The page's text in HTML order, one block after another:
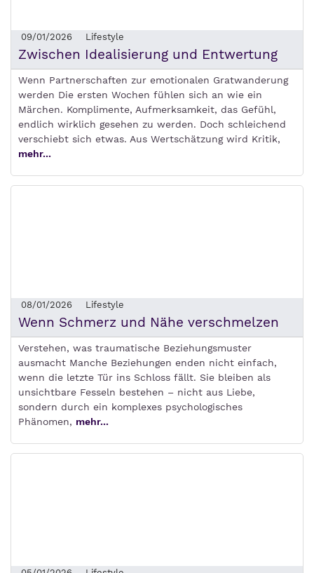
09/01/2026 Lifestyle
Zwischen Idealisierung und Entwertung
Wenn Partnerschaften zur emotionalen Gratwanderung
werden Die ersten Wochen fühlen sich an wie ein
Märchen. Komplimente, Aufmerksamkeit, das Gefühl,
endlich wirklich gesehen zu werden. Doch schleichend
verschiebt sich etwas. Aus Wertschätzung wird Kritik,
mehr...
08/01/2026 Lifestyle
Wenn Schmerz und Nähe verschmelzen
Verstehen, was traumatische Beziehungsmuster
ausmacht Manche Beziehungen enden nicht einfach,
wenn die letzte Tür ins Schloss fällt. Sie bleiben als
unsichtbare Fesseln bestehen – nicht aus Liebe,
sondern durch ein komplexes psychologisches
Phänomen, mehr...